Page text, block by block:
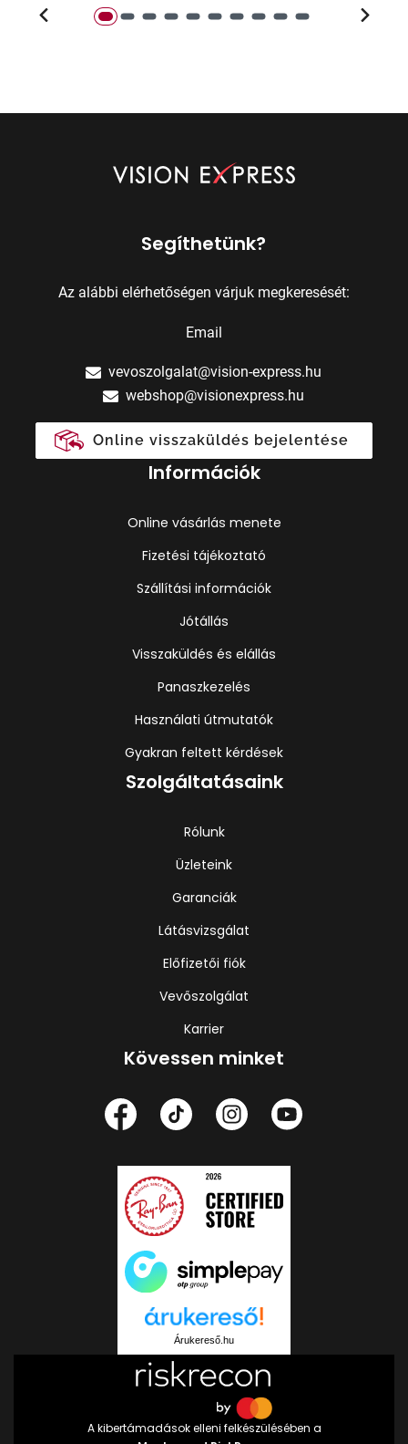
Segíthetünk?
Az alábbi elérhetőségen várjuk megkeresését:
Email
vevoszolgalat@vision-express.hu
webshop@visionexpress.hu
Online visszaküldés bejelentése
Információk
Online vásárlás menete
Fizetési tájékoztató
Szállítási információk
Jótállás
Visszaküldés és elállás
Panaszkezelés
Használati útmutatók
Gyakran feltett kérdések
Szolgáltatásaink
Rólunk
Üzleteink
Garanciák
Látásvizsgálat
Előfizetői fiók
Vevőszolgálat
Karrier
Kövessen minket
Árukereső.hu
A kibertámadások elleni felkészülésében a